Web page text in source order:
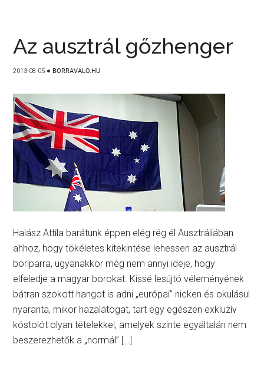
Az ausztrál gőzhenger
2013-08-05 ● BORRAVALO.HU
Halász Attila barátunk éppen elég rég él Ausztráliában
ahhoz, hogy tökéletes kitekintése lehessen az ausztrál
boriparra, ugyanakkor még nem annyi ideje, hogy
elfeledje a magyar borokat. Kissé lesújtó véleményének
bátran szokott hangot is adni „európai” nicken és okulásul
nyaranta, mikor hazalátogat, tart egy egészen exkluzív
kóstolót olyan tételekkel, amelyek szinte egyáltalán nem
beszerezhetők a „normál” […]